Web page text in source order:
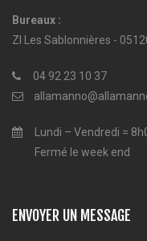
Bureaux :
ZI Les Sablonnières -
04 92 23 10 37
Lundi – Vendredi =
Fermé le week end
ENVOYER UN MESSAGE